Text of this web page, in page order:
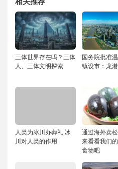
三体世界存在吗？三体
人、三体文明探索
国务院批准
镇设市：龙
人类为冰川办葬礼 冰
川对人类的作用
通过海外卖
来看看我们
食物吧